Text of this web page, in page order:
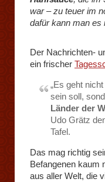
war – zu teuer im
dafür kann man es
Der Nachrichten-
ein frischer
„Es geht
sein soll,
Länder der
Udo Grätz
Tafel.
Das mag richtig
Befangenen kaum
aus aller Welt, die